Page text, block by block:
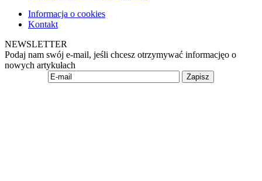
Informacja o cookies
Kontakt
NEWSLETTER
Podaj nam swój e-mail, jeśli chcesz otrzymywać informacjęo o
nowych artykułach
Zapisz